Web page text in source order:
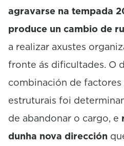
agravarse na tempada
produce un cambio de
a realizar axustes
fronte ás dificultades. O
combinación de
estruturais foi
de abandonar o cargo, e
dunha nova dirección